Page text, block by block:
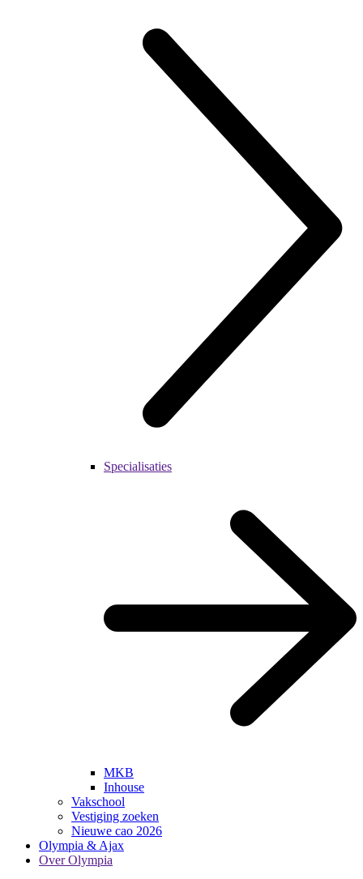
Specialisaties
MKB
Inhouse
Vakschool
Vestiging zoeken
Nieuwe cao 2026
Olympia & Ajax
Over Olympia